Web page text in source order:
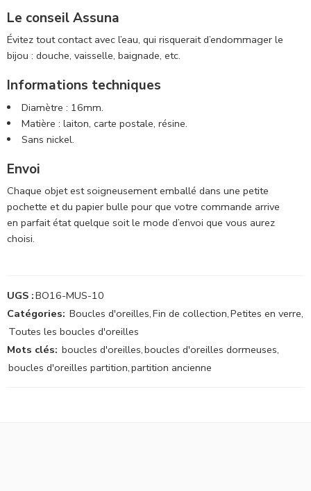
Le conseil Assuna
Évitez tout contact avec l’eau, qui risquerait d’endommager le
bijou : douche, vaisselle, baignade, etc.
Informations techniques
Diamètre : 16mm.
Matière : laiton, carte postale, résine.
Sans nickel.
Envoi
Chaque objet est soigneusement emballé dans une petite
pochette et du papier bulle pour que votre commande arrive
en parfait état quelque soit le mode d’envoi que vous aurez
choisi.
UGS :BO16-MUS-10
Catégories: Boucles d'oreilles,Fin de collection,Petites en verre,
Toutes les boucles d'oreilles
Mots clés: boucles d'oreilles,boucles d'oreilles dormeuses,
boucles d'oreilles partition,partition ancienne